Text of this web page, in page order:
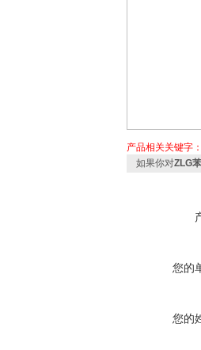
产品相关关键字：
如果你对ZLG
您的
您的